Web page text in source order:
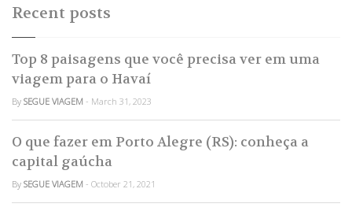
Recent posts
Top 8 paisagens que você precisa ver em uma
viagem para o Havaí
By SEGUE VIAGEM - March 31, 2023
O que fazer em Porto Alegre (RS): conheça a
capital gaúcha
By SEGUE VIAGEM - October 21, 2021